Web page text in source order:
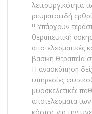
λειτουργικότητα
ρευματοειδή
n Υπάρχουν
θεραπευτική
αποτελεσματικές
βασική θεραπεία
Η ανασκόπηση
υπηρεσίες
μυοσκελετικές
αποτελέσματα
κόστος για την